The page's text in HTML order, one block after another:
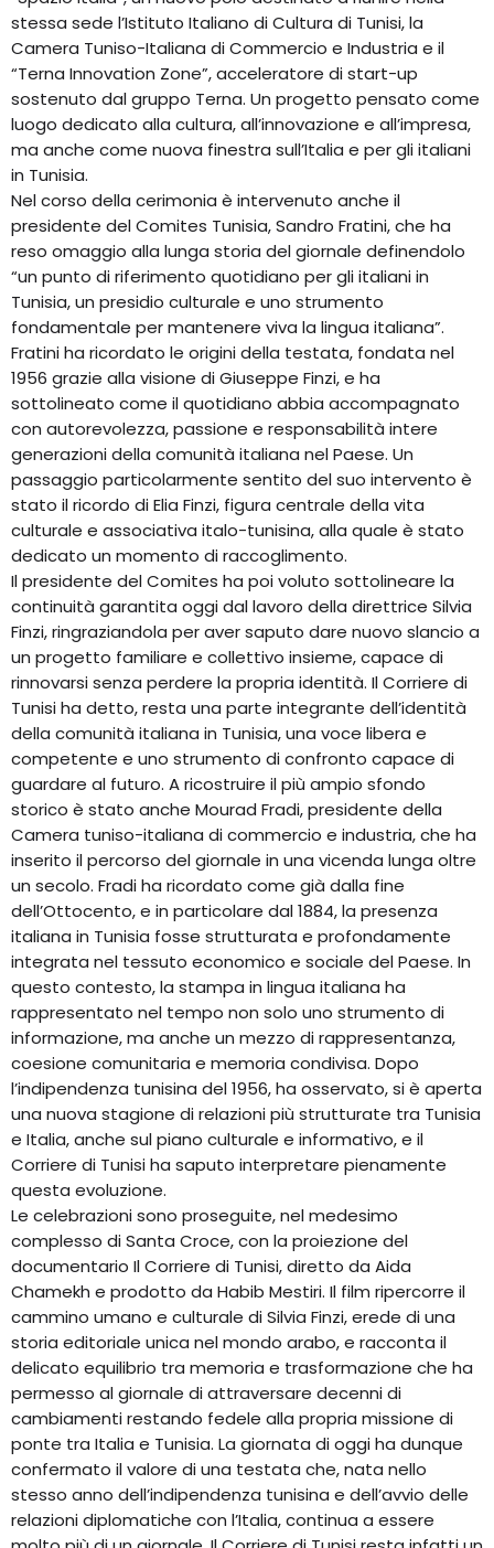
stessa sede l’Istituto Italiano di Cultura di Tunisi, la
Camera Tuniso-Italiana di Commercio e Industria e il
“Terna Innovation Zone”, acceleratore di start-up
sostenuto dal gruppo Terna. Un progetto pensato come
luogo dedicato alla cultura, all’innovazione e all’impresa,
ma anche come nuova finestra sull’Italia e per gli italiani
in Tunisia.
Nel corso della cerimonia è intervenuto anche il
presidente del Comites Tunisia, Sandro Fratini, che ha
reso omaggio alla lunga storia del giornale definendolo
“un punto di riferimento quotidiano per gli italiani in
Tunisia, un presidio culturale e uno strumento
fondamentale per mantenere viva la lingua italiana”.
Fratini ha ricordato le origini della testata, fondata nel
1956 grazie alla visione di Giuseppe Finzi, e ha
sottolineato come il quotidiano abbia accompagnato
con autorevolezza, passione e responsabilità intere
generazioni della comunità italiana nel Paese. Un
passaggio particolarmente sentito del suo intervento è
stato il ricordo di Elia Finzi, figura centrale della vita
culturale e associativa italo-tunisina, alla quale è stato
dedicato un momento di raccoglimento.
Il presidente del Comites ha poi voluto sottolineare la
continuità garantita oggi dal lavoro della direttrice Silvia
Finzi, ringraziandola per aver saputo dare nuovo slancio a
un progetto familiare e collettivo insieme, capace di
rinnovarsi senza perdere la propria identità. Il Corriere di
Tunisi ha detto, resta una parte integrante dell’identità
della comunità italiana in Tunisia, una voce libera e
competente e uno strumento di confronto capace di
guardare al futuro. A ricostruire il più ampio sfondo
storico è stato anche Mourad Fradi, presidente della
Camera tuniso-italiana di commercio e industria, che ha
inserito il percorso del giornale in una vicenda lunga oltre
un secolo. Fradi ha ricordato come già dalla fine
dell’Ottocento, e in particolare dal 1884, la presenza
italiana in Tunisia fosse strutturata e profondamente
integrata nel tessuto economico e sociale del Paese. In
questo contesto, la stampa in lingua italiana ha
rappresentato nel tempo non solo uno strumento di
informazione, ma anche un mezzo di rappresentanza,
coesione comunitaria e memoria condivisa. Dopo
l’indipendenza tunisina del 1956, ha osservato, si è aperta
una nuova stagione di relazioni più strutturate tra Tunisia
e Italia, anche sul piano culturale e informativo, e il
Corriere di Tunisi ha saputo interpretare pienamente
questa evoluzione.
Le celebrazioni sono proseguite, nel medesimo
complesso di Santa Croce, con la proiezione del
documentario Il Corriere di Tunisi, diretto da Aida
Chamekh e prodotto da Habib Mestiri. Il film ripercorre il
cammino umano e culturale di Silvia Finzi, erede di una
storia editoriale unica nel mondo arabo, e racconta il
delicato equilibrio tra memoria e trasformazione che ha
permesso al giornale di attraversare decenni di
cambiamenti restando fedele alla propria missione di
ponte tra Italia e Tunisia. La giornata di oggi ha dunque
confermato il valore di una testata che, nata nello
stesso anno dell’indipendenza tunisina e dell’avvio delle
relazioni diplomatiche con l’Italia, continua a essere